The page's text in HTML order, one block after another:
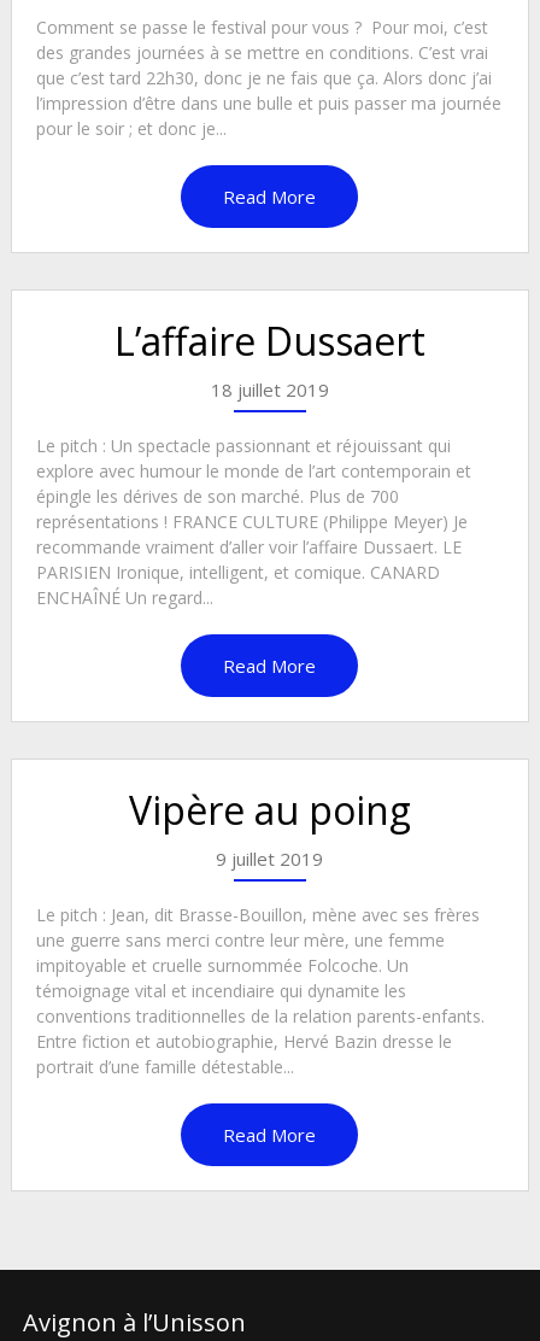
Comment se passe le festival pour vous ? Pour moi, c’est
des grandes journées à se mettre en conditions. C’est vrai
que c’est tard 22h30, donc je ne fais que ça. Alors donc j’ai
l’impression d’être dans une bulle et puis passer ma journée
pour le soir ; et donc je...
Read More
L’affaire Dussaert
18 juillet 2019
Le pitch : Un spectacle passionnant et réjouissant qui
explore avec humour le monde de l’art contemporain et
épingle les dérives de son marché. Plus de 700
représentations ! FRANCE CULTURE (Philippe Meyer) Je
recommande vraiment d’aller voir l’affaire Dussaert. LE
PARISIEN Ironique, intelligent, et comique. CANARD
ENCHAÎNÉ Un regard...
Read More
Vipère au poing
9 juillet 2019
Le pitch : Jean, dit Brasse-Bouillon, mène avec ses frères
une guerre sans merci contre leur mère, une femme
impitoyable et cruelle surnommée Folcoche. Un
témoignage vital et incendiaire qui dynamite les
conventions traditionnelles de la relation parents-enfants.
Entre fiction et autobiographie, Hervé Bazin dresse le
portrait d’une famille détestable...
Read More
Avignon à l’Unisson